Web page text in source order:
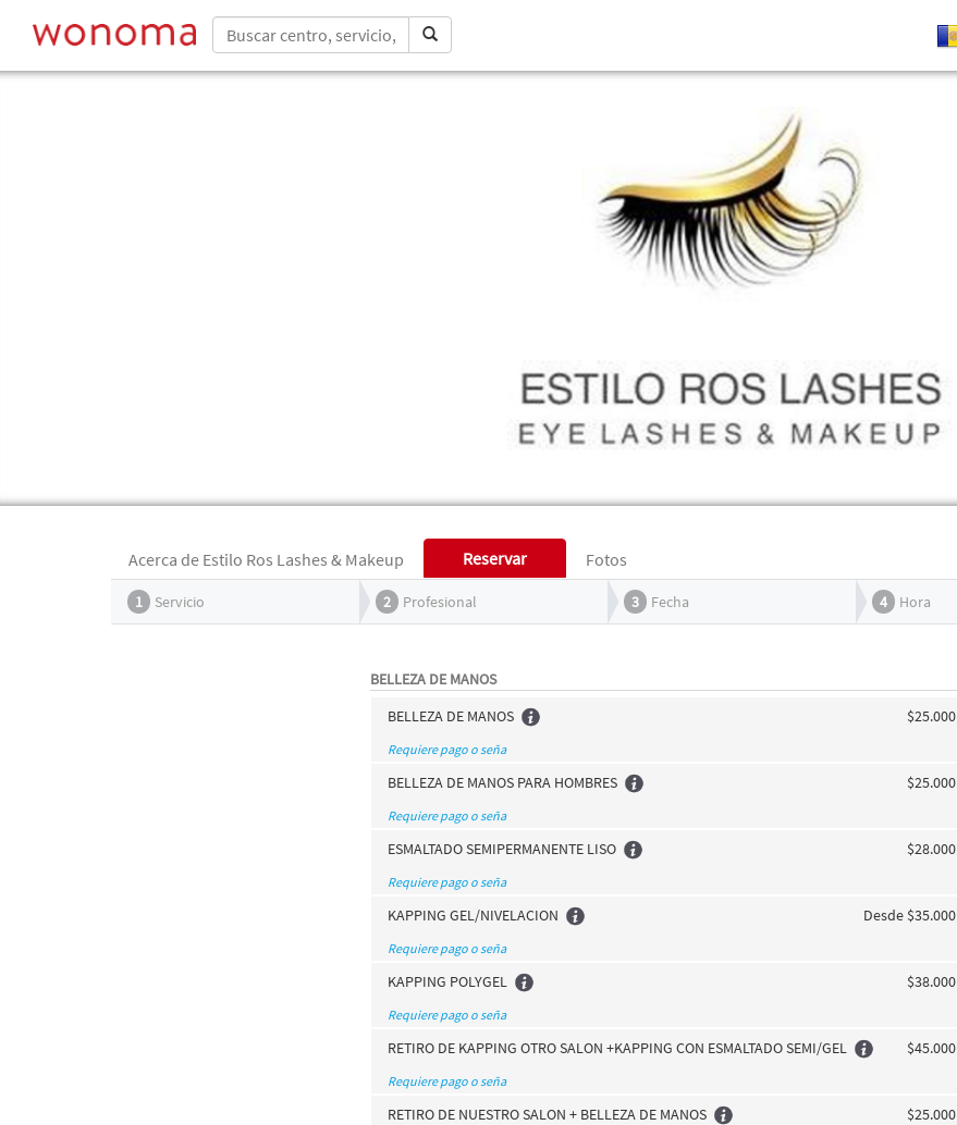
Acerca de Estilo Ros Lashes & Makeup Reservar Fotos
1 Servicio 2 Profesional 3 Fecha 4 Hora
BELLEZA DE MANOS
BELLEZA DE MANOS
$25.000
Requiere pago o seña
BELLEZA DE MANOS PARA HOMBRES $25.000
Requiere pago o seña
ESMALTADO SEMIPERMANENTE LISO $28.000
Requiere pago o seña
KAPPING GEL/NIVELACION Desde $35.000
Requiere pago o seña
KAPPING POLYGEL $38.000
Requiere pago o seña
RETIRO DE KAPPING OTRO SALON +KAPPING CON ESMALTADO SEMI/GEL $45.000
Requiere pago o seña
RETIRO DE NUESTRO SALON + BELLEZA DE MANOS $25.000